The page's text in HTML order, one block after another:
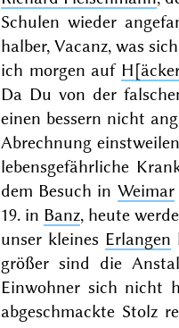
Schulen wieder
halber, Vacanz, was
ich morgen auf
Da Du von der
einen bessern nicht
Abrechnung
lebensgefährliche
dem Besuch in Weimar
19.in Banz, heute
unser kleines Erlangen
größer sind die
Einwohner sich nicht
abgeschmackte Stolz